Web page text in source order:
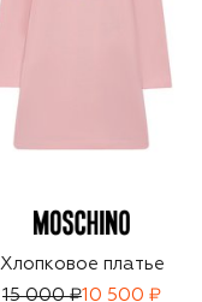
Хлопковое платье
15 000 ₽10 500 ₽